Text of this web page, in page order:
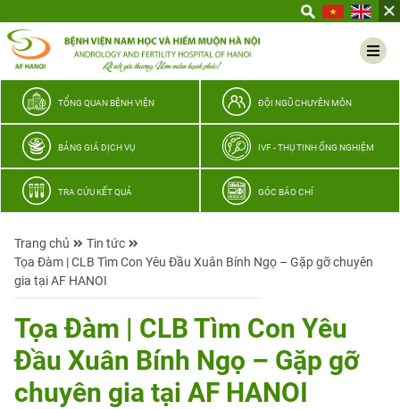
thương
TỔNG QUAN BỆNH VIỆN ĐỘI NGŨ CHUYÊN MÔN
BẢNG GIÁ DỊCH VỤ IVF - THỤ TINH ỐNG NGHIỆM
TRA CỨU KẾT QUẢ GÓC BÁO CHÍ
Trang chủ
Tin tức
Tọa Đàm | CLB Tìm Con Yêu Đầu Xuân Bính Ngọ – Gặp gỡ chuyên
gia tại AF HANOI
Tọa Đàm | CLB Tìm Con Yêu
Đầu Xuân Bính Ngọ – Gặp gỡ
chuyên gia tại AF HANOI